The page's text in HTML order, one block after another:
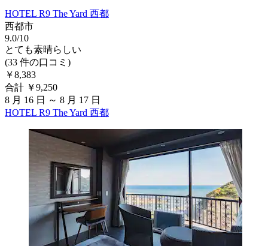
HOTEL R9 The Yard 西都
西都市
9.0/10
とても素晴らしい
(33 件の口コミ)
￥8,383
合計 ￥9,250
8 月 16 日 ～ 8 月 17 日
HOTEL R9 The Yard 西都